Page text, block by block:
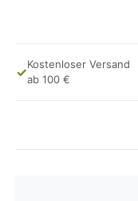
✓Kostenloser Versand
ab 100 €